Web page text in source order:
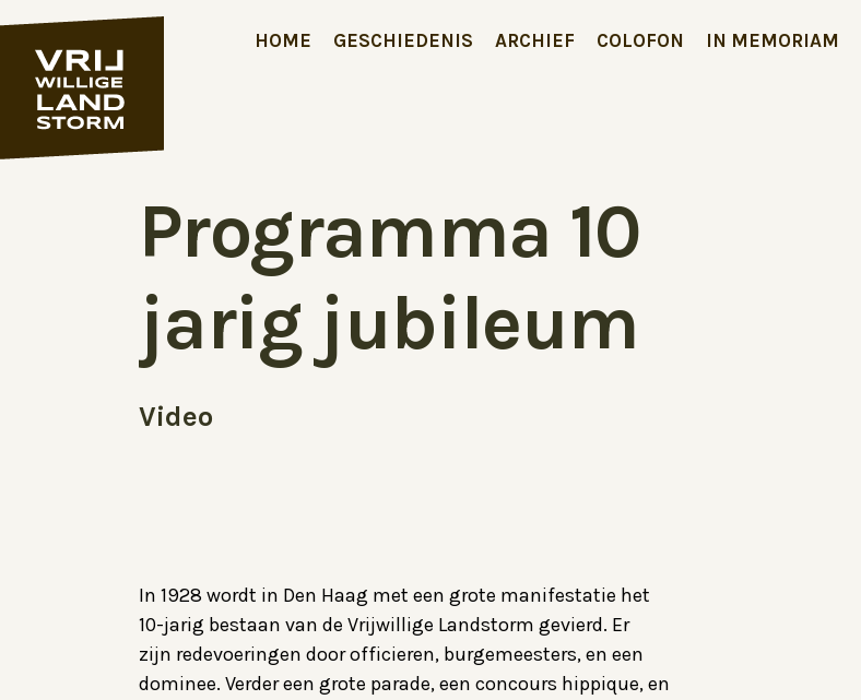
HOME GESCHIEDENIS ARCHIEF COLOFON IN MEMORIAM
Programma 10
jarig jubileum
Video
In 1928 wordt in Den Haag met een grote manifestatie het
10-jarig bestaan van de Vrijwillige Landstorm gevierd. Er
zijn redevoeringen door officieren, burgemeesters, en een
dominee. Verder een grote parade, een concours hippique, en